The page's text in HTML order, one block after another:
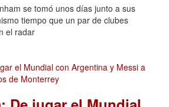
se tomó unos días junto a sus
tiempo que un par de clubes
el radar